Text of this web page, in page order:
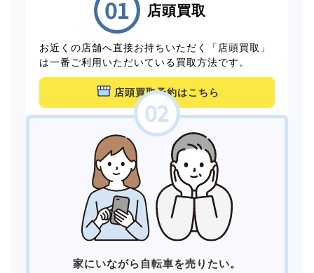
店頭買取
お近くの店舗へ直接お持ちいただく「店頭買取」
は一番ご利用いただいている買取方法です。
店頭買取予約はこちら
家にいながら自転車を売りたい。